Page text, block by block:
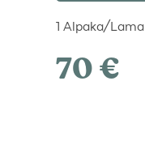
1 Alpaka/Lama
70 €